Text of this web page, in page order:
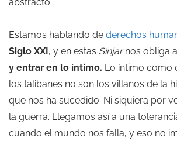
Estamos hablando de derechos
Siglo XXI, y en estas Sinjarnos obliga a
y entrar en lo íntimo. Lo íntimo como
los talibanes no son los villanos de la
que nos ha sucedido. Ni siquiera por
la guerra. Llegamos así a una
cuando el mundo nos falla, y eso no